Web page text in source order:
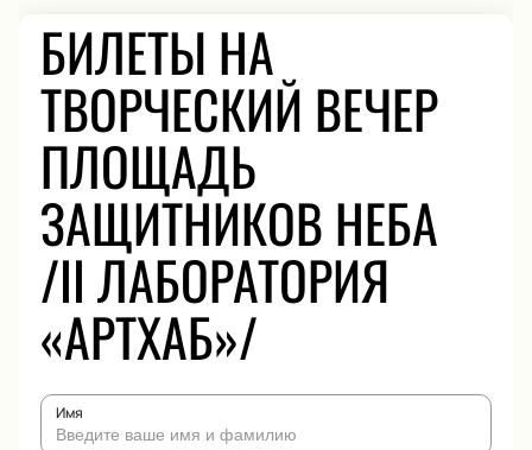
БИЛЕТЫ НА
ТВОРЧЕСКИЙ ВЕЧЕР
ПЛОЩАДЬ
ЗАЩИТНИКОВ НЕБА
/II ЛАБОРАТОРИЯ
«АРТХАБ»/
Имя